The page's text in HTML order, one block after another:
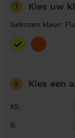
1 Kies uw
Gekozen kleur:
2 Kies een
XS:
S: